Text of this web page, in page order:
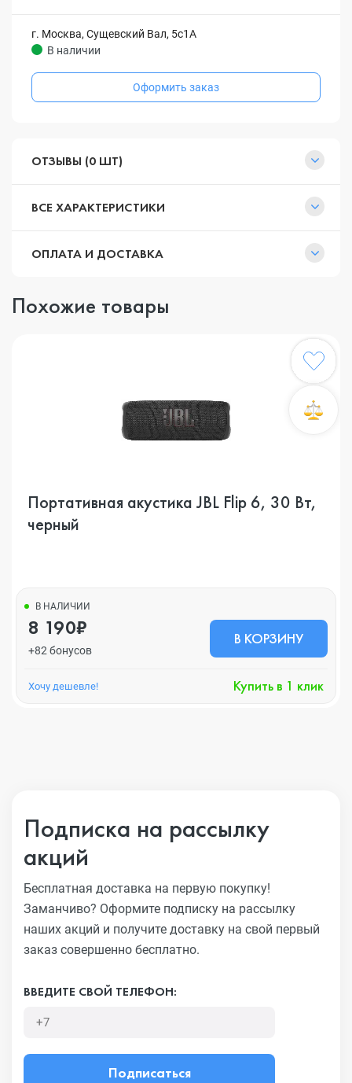
г. Москва, Сущевский Вал, 5с1А
В наличии
Оформить заказ
ОТЗЫВЫ (0 ШТ)
ВСЕ ХАРАКТЕРИСТИКИ
ОПЛАТА И ДОСТАВКА
Похожие товары
Портативная акустика JBL Flip 6, 30 Вт,
черный
В НАЛИЧИИ
8 190₽
+82 бонусов
В КОРЗИНУ
Хочу дешевле! Купить в 1 клик
Подписка на рассылку
акций
Бесплатная доставка на первую покупку!
Заманчиво? Оформите подписку на рассылку
наших акций и получите доставку на свой первый
заказ совершенно бесплатно.
ВВЕДИТЕ СВОЙ ТЕЛЕФОН:
Подписаться